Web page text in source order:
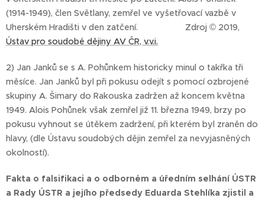
(1914-1949), člen Světlany, zemřel ve vyšetřovací vazbě v
Uherském Hradišti v den zatčení. Zdroj © 2019,
Ústav pro soudobé dějiny AV ČR, v.v.i.
2) Jan Janků se s A. Pohůnkem historicky minul o takřka tři
měsíce. Jan Janků byl při pokusu odejít s pomocí ozbrojené
skupiny A. Šimary do Rakouska zadržen až koncem května
1949. Alois Pohůnek však zemřel již 11. března 1949, brzy po
pokusu vyhnout se útěkem zadržení, při kterém byl zraněn do
hlavy, (dle Ústavu soudobých dějin zemřel za nevyjasněných
okolností).
Fakta o falsifikaci a o odborném a úředním selhání ÚSTR
a Rady ÚSTR a jejího předsedy Eduarda Stehlíka zjistil a